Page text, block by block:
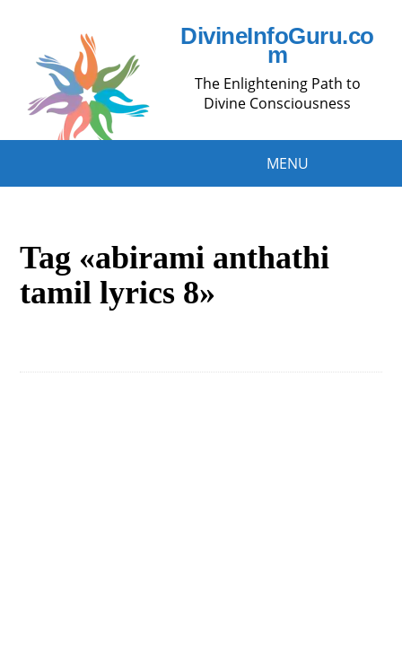
DivineInfoGuru.co
m
The Enlightening Path to
Divine Consciousness
MENU
Tag «abirami anthathi
tamil lyrics 8»